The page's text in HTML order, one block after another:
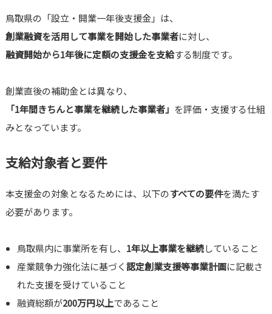
鳥取県の「設立・開業一年後支援金」は、
創業融資を活用して事業を開始した事業者に対し、
融資開始から1年後に定額の支援金を支給する制度です。
創業直後の補助金とは異なり、
「1年間きちんと事業を継続した事業者」 を評価・支援する仕組
みとなっています。
支給対象者と要件
本支援金の対象となるためには、以下のすべての要件を満たす
必要があります。
鳥取県内に事業所を有し、 1年以上事業を継続していること
産業競争力強化法に基づく認定創業支援等事業計画に記載さ
れた支援を受けていること
融資総額が200万円以上であること